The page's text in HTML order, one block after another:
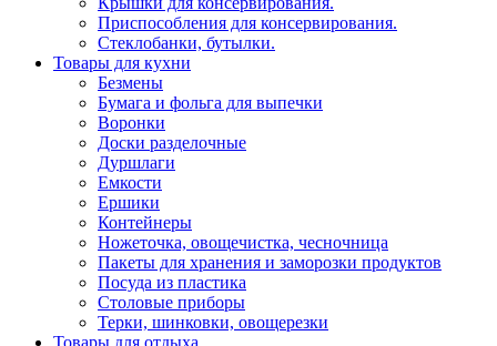
Приспособления для консервирования.
Стеклобанки, бутылки.
Товары для кухни
Безмены
Бумага и фольга для выпечки
Воронки
Доски разделочные
Дуршлаги
Емкости
Ершики
Контейнеры
Ножеточка, овощечистка, чесночница
Пакеты для хранения и заморозки продуктов
Посуда из пластика
Столовые приборы
Терки, шинковки, овощерезки
Товары для отдыха